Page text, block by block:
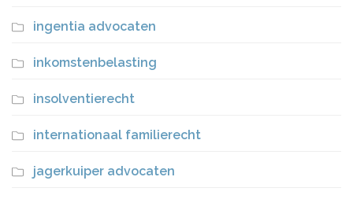
ingentia advocaten
inkomstenbelasting
insolventierecht
internationaal familierecht
jagerkuiper advocaten